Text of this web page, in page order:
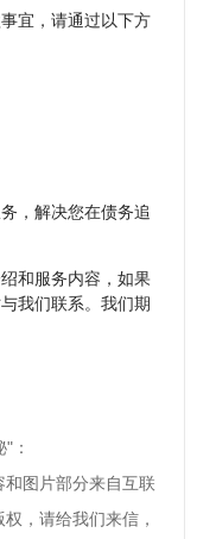
宜，请通过以下方
，解决您在债务追
和服务内容，如果
我们联系。我们期
：
和图片部分来自互联
，请给我们来信，